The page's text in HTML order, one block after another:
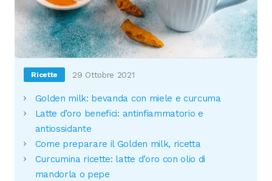
Ricette 29 Ottobre 2021
Golden milk: bevanda con miele e curcuma
Latte d’oro benefici: antinfiammatorio e
antiossidante
Come preparare il Golden milk, ricetta
Curcumina ricette: latte d’oro con olio di
mandorla o pepe